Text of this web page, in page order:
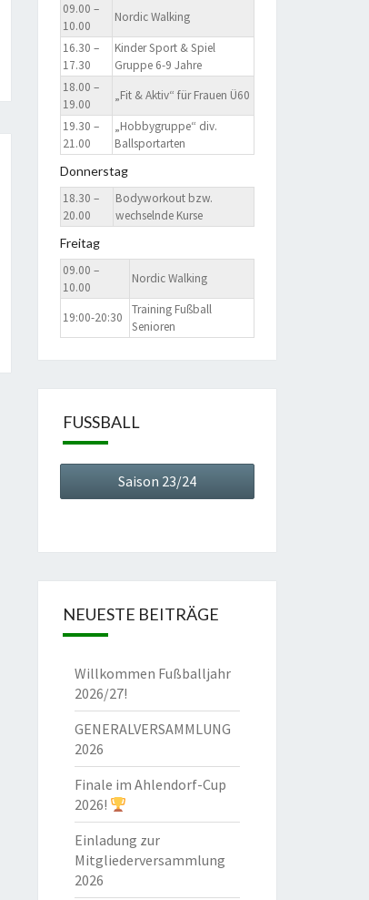
09.00 –
10.00
Nordic Walking
16.30 –
17.30
Kinder Sport & Spiel
Gruppe 6-9 Jahre
18.00 –
19.00
„Fit & Aktiv“ für Frauen Ü60
19.30 –
21.00
„Hobbygruppe“ div.
Ballsportarten
Donnerstag
18.30 –
20.00
Bodyworkout bzw.
wechselnde Kurse
Freitag
09.00 –
10.00
Nordic Walking
19:00-20:30
Training Fußball
Senioren
FUSSBALL
Saison 23/24
NEUESTE BEITRÄGE
Willkommen Fußballjahr
2026/27!
GENERALVERSAMMLUNG
2026
Finale im Ahlendorf-Cup
2026!
Einladung zur
Mitgliederversammlung
2026